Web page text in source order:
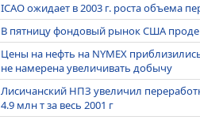
ICAO ожидает в 2003 г. роста объема
В пятницу фондовый рынок США
Цены на нефть на NYMEX
не намерена увеличивать добычу
Лисичанский НПЗ увеличил
4.9 млн т за весь 2001 г